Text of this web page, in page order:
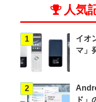
人気
1
イオ
マ」
2
ド